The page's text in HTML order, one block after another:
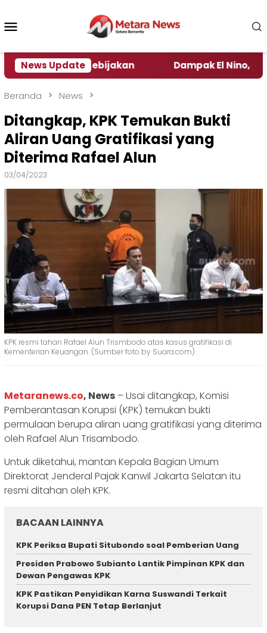
konten
News Update
Kebijakan Dampak El Nino, Sejumlah
Beranda News
Ditangkap, KPK Temukan Bukti
Aliran Uang Gratifikasi yang
Diterima Rafael Alun
03/04/2023
KPK resmi tahan Rafael Alun Trismbodo atas kasus gratifikasi di
Kementerian Keuangan. (Sumber foto by Suara.com)
Metaranews.co, News – Usai ditangkap, Komisi
Pemberantasan Korupsi (KPK) temukan bukti
permulaan berupa aliran uang gratifikasi yang diterima
oleh Rafael Alun Trisambodo.
Untuk diketahui, mantan Kepala Bagian Umum
Direktorat Jenderal Pajak Kanwil Jakarta Selatan itu
resmi ditahan oleh KPK.
BACAAN LAINNYA
KPK Periksa Bupati Situbondo soal Pemberian Uang
Presiden Prabowo Subianto Lantik Pimpinan KPK dan
Dewan Pengawas KPK
KPK Pastikan Penyidikan Karna Suswandi Terkait
Korupsi Dana PEN Tetap Berlanjut